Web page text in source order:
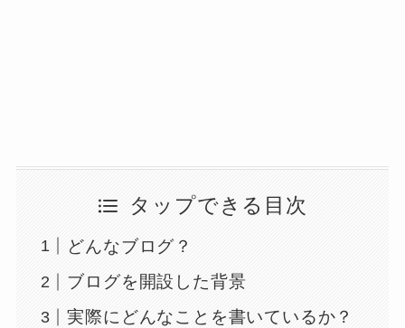
タップできる目次
どんなブログ？
ブログを開設した背景
実際にどんなことを書いているか？